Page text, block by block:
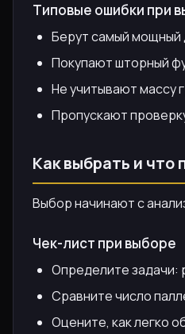
Типовые ошибки при
Берут самый мощный
Покупают шторный
Не учитывают массу
Пропускают
Как выбрать и что
Выбор начинают с
Чек-лист при выборе
Определите задачи:
Сравните число
Оцените, как легко